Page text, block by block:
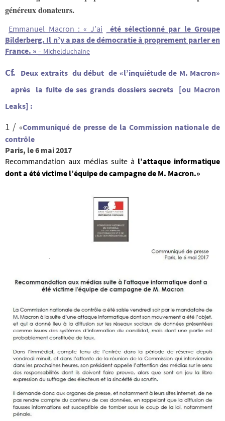
généreux donateurs.
Emmanuel Macron : « J’ai
été sélectionné par le Groupe
Bilderberg. Il n’y a pas de démocratie à proprement parler en
France. » – Michelduchaine
Cf. Deux extraits du début de «l’inquiétude de M. Macron»
après la fuite de ses grands dossiers secrets [ou Macron
Leaks] :
1 / «Communiqué de presse de la Commission nationale de
contrôle
Paris, le 6 mai 2017
Recommandation aux médias suite à l’attaque informatique
dont a été victime l’équipe de campagne de M. Macron.»